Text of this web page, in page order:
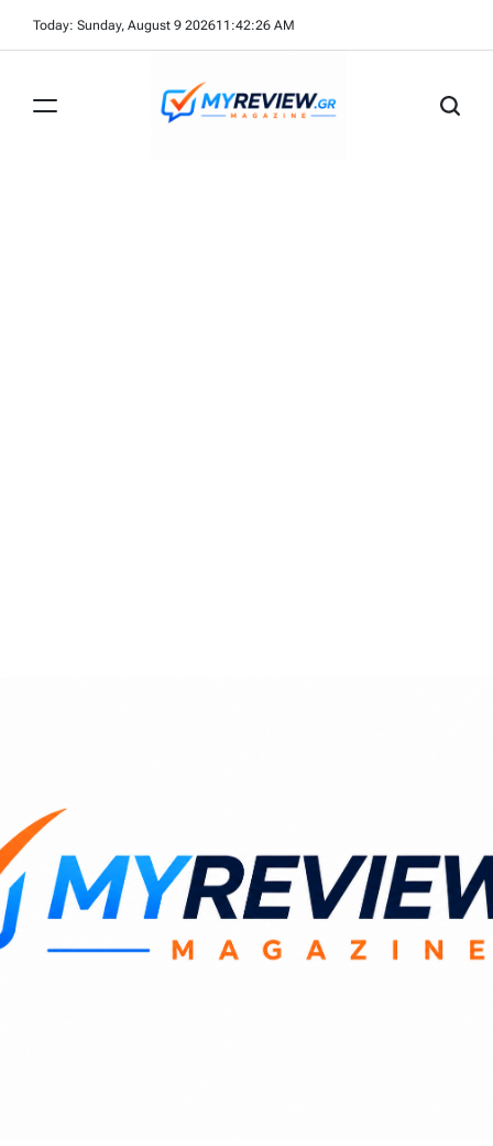
Today: Sunday, August 9 202611 :42:26 AM